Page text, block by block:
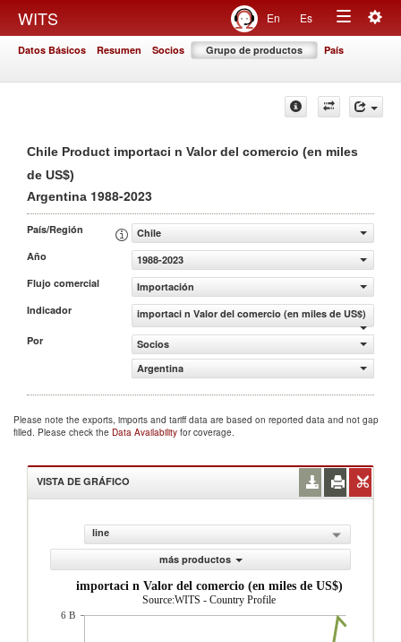
WITS En Es
Toggle
Datos Básicos Resumen Socios Grupo de productos País
Chile Product importaci n Valor del comercio (en miles
de US$)
Argentina 1988-2023
País/Región
Chile
Año
1988-2023
Flujo comercial
Importación
Indicador
importaci n Valor del comercio (en miles de US$)
Por
Socios
Argentina
Please note the exports, imports and tariff data are based on reported data and not gap
filled. Please check the Data Availability for coverage.
VISTA DE GRÁFICO
line
más productos
importaci n Valor del comercio (en miles de US$)
Source:WITS - Country Profile
6 B